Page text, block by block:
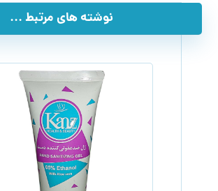
نوشته های مرتبط ...